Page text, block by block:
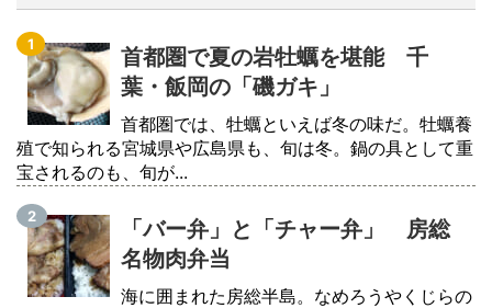
首都圏で夏の岩牡蠣を堪能 千
葉・飯岡の「磯ガキ」
首都圏では、牡蠣といえば冬の味だ。牡蠣養
殖で知られる宮城県や広島県も、旬は冬。鍋の具として重
宝されるのも、旬が...
「バー弁」と「チャー弁」 房総
名物肉弁当
海に囲まれた房総半島。なめろうやくじらの